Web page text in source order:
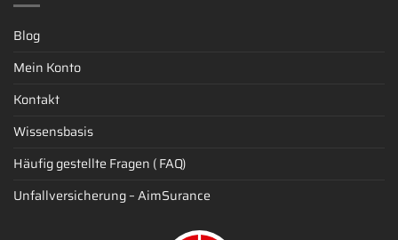
Blog
Mein Konto
Kontakt
Wissensbasis
Häufig gestellte Fragen ( FAQ)
Unfallversicherung – AimSurance